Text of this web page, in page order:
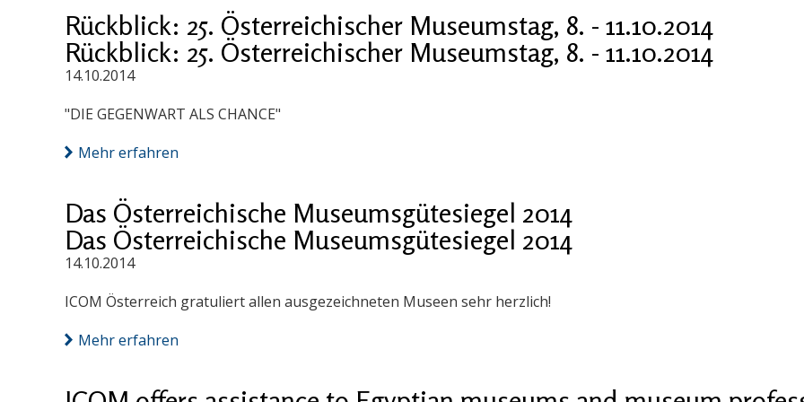
Rückblick: 25. Österreichischer Museumstag, 8. - 11.10.2014
Rückblick: 25. Österreichischer Museumstag, 8. - 11.10.2014
14.10.2014
"DIE GEGENWART ALS CHANCE"
Mehr erfahren
Das Österreichische Museumsgütesiegel 2014
Das Österreichische Museumsgütesiegel 2014
14.10.2014
ICOM Österreich gratuliert allen ausgezeichneten Museen sehr herzlich!
Mehr erfahren